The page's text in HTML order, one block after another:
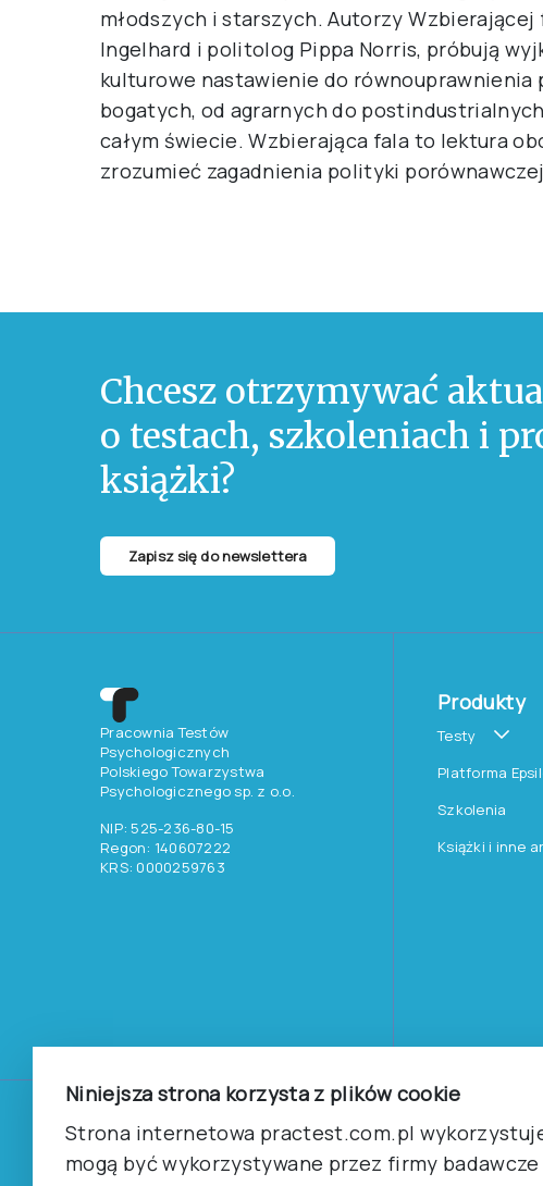
Niniejsza strona korzysta z plików cookie
Strona internetowa practest.com.pl
mogą być wykorzystywane przez firmy
młodszych i starszych. Autorzy
Ingelhard i politolog Pippa Norris, próbują
kulturowe nastawienie do
bogatych, od agrarnych do
całym świecie. Wzbierająca fala to lektura
zrozumieć zagadnienia polityki
Chcesz otrzymywać
o testach, szkoleniach i
książki?
Zapisz się do newslettera
Pracownia Testów
Psychologicznych
Polskiego Towarzystwa
Psychologicznego sp. z o.o.
NIP: 525-236-80-15
Regon: 140607222
KRS: 0000259763
Produkty
Testy
Platforma
Szkolenia
Książki i inne
2026
Pracownia Testów Psychologicznych Polskiego
Wszelkie prawa zastrzeżone.